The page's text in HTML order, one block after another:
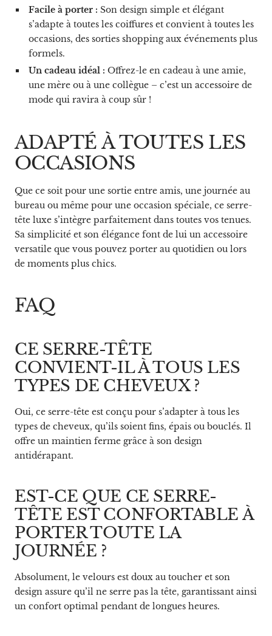
Facile à porter : Son design simple et élégant
s’adapte à toutes les coiffures et convient à toutes les
occasions, des sorties shopping aux événements plus
formels.
Un cadeau idéal : Offrez-le en cadeau à une amie,
une mère ou à une collègue – c’est un accessoire de
mode qui ravira à coup sûr !
ADAPTÉ À TOUTES LES
OCCASIONS
Que ce soit pour une sortie entre amis, une journée au
bureau ou même pour une occasion spéciale, ce serre-
tête luxe s’intègre parfaitement dans toutes vos tenues.
Sa simplicité et son élégance font de lui un accessoire
versatile que vous pouvez porter au quotidien ou lors
de moments plus chics.
FAQ
CE SERRE-TÊTE
CONVIENT-IL À TOUS LES
TYPES DE CHEVEUX ?
Oui, ce serre-tête est conçu pour s’adapter à tous les
types de cheveux, qu’ils soient fins, épais ou bouclés. Il
offre un maintien ferme grâce à son design
antidérapant.
EST-CE QUE CE SERRE-
TÊTE EST CONFORTABLE À
PORTER TOUTE LA
JOURNÉE ?
Absolument, le velours est doux au toucher et son
design assure qu’il ne serre pas la tête, garantissant ainsi
un confort optimal pendant de longues heures.